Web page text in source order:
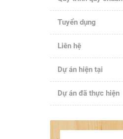
Tuyển dụng
Liên hệ
Dự án hiện tại
Dự án đã thực hiện